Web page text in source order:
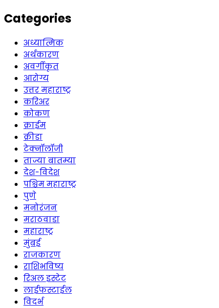
Categories
अध्यात्मिक
अर्थकारण
अवर्गीकृत
आरोग्य
उत्तर महाराष्ट्र
करिअर
कोकण
क्राईम
क्रीडा
टेक्नॉलॉजी
ताज्या बातम्या
देश-विदेश
पश्चिम महाराष्ट्र
पुणे
मनोरंजन
मराठवाडा
महाराष्ट्र
मुंबई
राजकारण
राशिभविष्य
रिअल इस्टेट
लाईफस्टाईल
विदर्भ